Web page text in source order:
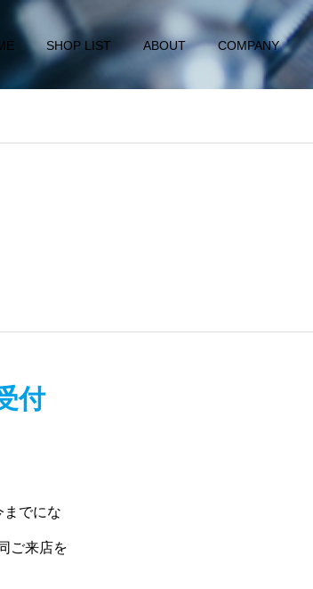
SHOP LIST ABOUT COMPANY
付
までにな
ご来店を